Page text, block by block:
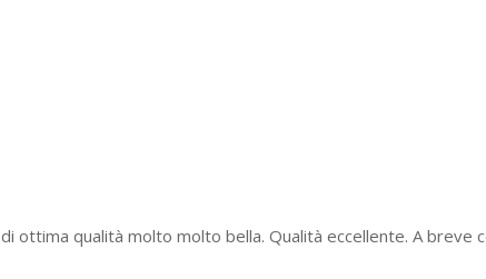
ottima qualità molto molto bella. Qualità eccellente. A breve